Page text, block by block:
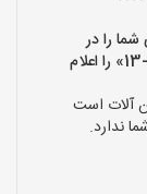
را در
سایت «آهن آلاتی ها» دیده ام و کد «فروشگاه-13» را اعلام
آلات است
ندارد.